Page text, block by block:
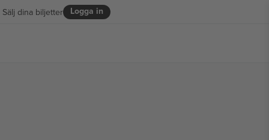
Logga in
Sälj dina biljetter